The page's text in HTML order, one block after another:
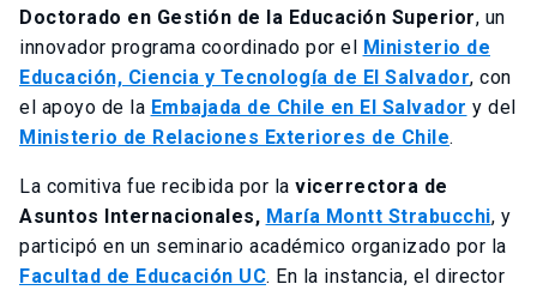
Doctorado en Gestión de la Educación Superior, un
innovador programa coordinado por el Ministerio de
Educación, Ciencia y Tecnología de El Salvador, con
el apoyo de la Embajada de Chile en El Salvador y del
Ministerio de Relaciones Exteriores de Chile.
La comitiva fue recibida por la vicerrectora de
Asuntos Internacionales, María Montt Strabucchi, y
participó en un seminario académico organizado por la
Facultad de Educación UC. En la instancia, el director